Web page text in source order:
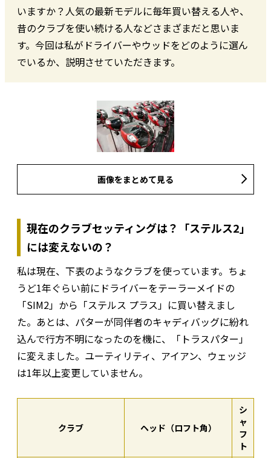
いますか？人気の最新モデルに毎年買い替える人や、
昔のクラブを使い続ける人などさまざまだと思いま
す。今回は私がドライバーやウッドをどのように選ん
でいるか、説明させていただきます。
画像をまとめて見る
現在のクラブセッティングは？「ステルス2」
には変えないの？
私は現在、下表のようなクラブを使っています。ちょ
うど1年ぐらい前にドライバーをテーラーメイドの
「SIM2」から「ステルス プラス」に買い替えまし
た。あとは、パターが同伴者のキャディバッグに紛れ
込んで行方不明になったのを機に、「トラスパター」
に変えました。ユーティリティ、アイアン、ウェッジ
は1年以上変更していません。
クラブ ヘッド（ロフト角）
シ
ャ
フ
ト